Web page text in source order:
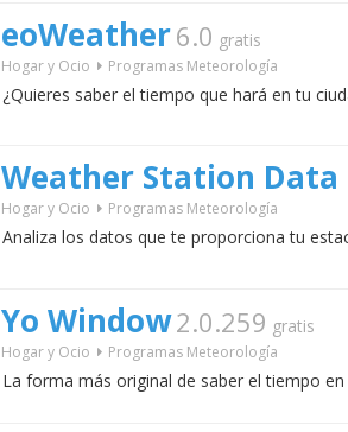
eoWeather6.0 gratis
Hogar y Ocio Programas Meteorología
¿Quieres saber el tiempo que hará en tu
Weather Station Data
Hogar y Ocio Programas Meteorología
Analiza los datos que te proporciona tu
Yo Window2.0.259 gratis
Hogar y Ocio Programas Meteorología
La forma más original de saber el tiempo en